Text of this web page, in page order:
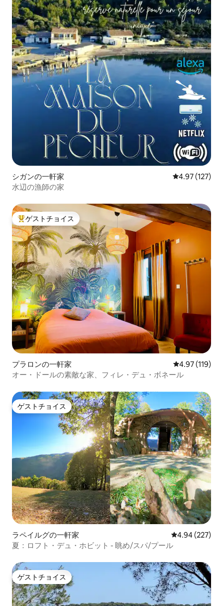
シガンの一軒家 レビュー127
4.97 (127)
水辺の漁師の家
大好評のゲストチョイスです。
ゲストチョイス
プラロンの一軒家 レビュー119
4.97 (119)
オー・ドールの素敵な家、フィレ・デュ・ボネール
ゲストチョイス
ゲストチョイス
ラペイルグの一軒家 レビュー227
4.94 (227)
夏：ロフト・デュ・ホビット - 眺め/スパ/プール
ゲストチョイス
ゲストチョイス